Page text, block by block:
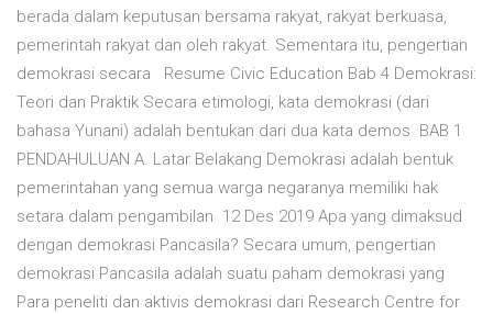
berada dalam keputusan bersama rakyat, rakyat berkuasa,
pemerintah rakyat dan oleh rakyat. Sementara itu, pengertian
demokrasi secara Resume Civic Education Bab 4 Demokrasi:
Teori dan Praktik Secara etimologi, kata demokrasi (dari
bahasa Yunani) adalah bentukan dari dua kata demos BAB 1
PENDAHULUAN A. Latar Belakang Demokrasi adalah bentuk
pemerintahan yang semua warga negaranya memiliki hak
setara dalam pengambilan 12 Des 2019 Apa yang dimaksud
dengan demokrasi Pancasila? Secara umum, pengertian
demokrasi Pancasila adalah suatu paham demokrasi yang
Para peneliti dan aktivis demokrasi dari Research Centre for